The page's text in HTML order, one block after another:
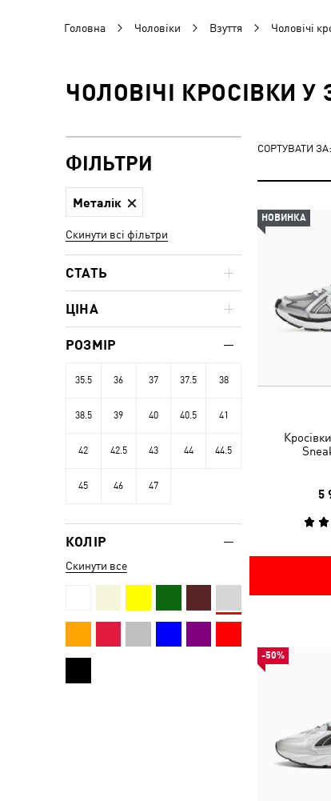
Головна Чоловіки Взуття Чоловічі
ЧОЛОВІЧІ КРОСІВКИ
СОРТУВАТИ ЗА:
НОВИНКА
5
-50%
ФІЛЬТРИ
Металік
Скинути всі фільтри
СТАТЬ
ЦІНА
РОЗМІР
35.5 36 37 37.5 38
38.5 39 40 40.5 41
42 42.5 43 44 44.5
45 46 47
КОЛІР
Скинути все